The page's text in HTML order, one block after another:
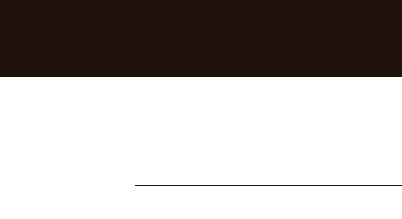
法律事務所 m&a
債権回収 品川区 弁護士
離婚 東京都 弁護士